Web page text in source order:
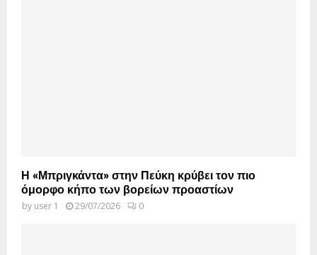
Η «Μπριγκάντα» στην Πεύκη κρύβει τον πιο
όμορφο κήπο των βορείων προαστίων
by user 1 29/07/2026 0